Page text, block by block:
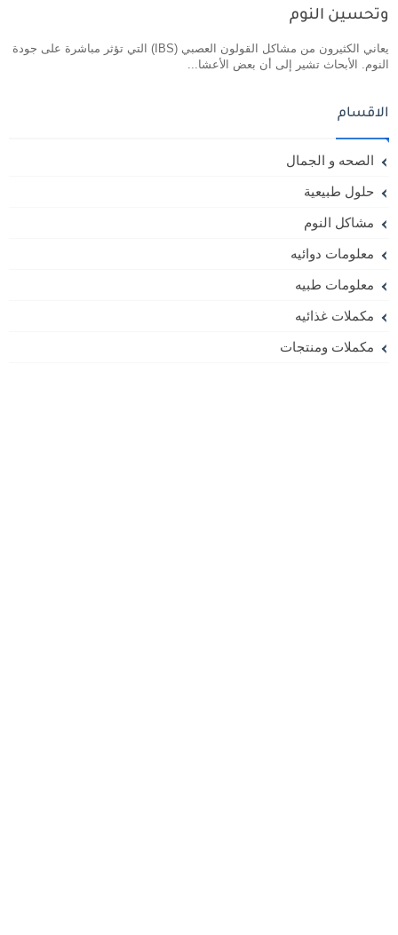
وتحسين النوم
يعاني الكثيرون من مشاكل القولون العصبي (IBS) التي تؤثر مباشرة على جودة
النوم. الأبحاث تشير إلى أن بعض الأعشا...
الاقسام
الصحه و الجمال
حلول طبيعية
مشاكل النوم
معلومات دوائيه
معلومات طبيه
مكملات غذائيه
مكملات ومنتجات